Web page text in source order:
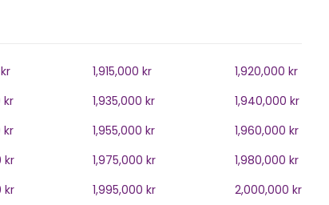
1,915,000 kr
1,920,000 kr
kr 1,935,000 kr
1,940,000 kr
kr 1,955,000 kr
1,960,000 kr
kr 1,975,000 kr
1,980,000 kr
kr 1,995,000 kr 2,000,000 kr